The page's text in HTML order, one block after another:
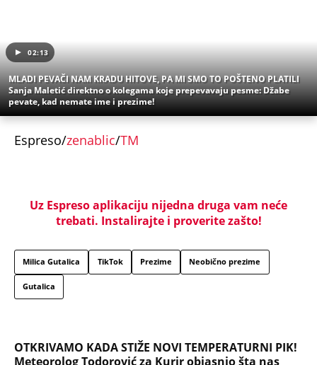
02:13
MLADI PEVAČI NAM KRADU HITOVE, PA MI SMO TO POŠTENO PLATILI
Sanja Maletić direktno o kolegama koje prepevavaju pesme: Džabe
pevate, kad nemate ime i prezime!
Espreso/zenablic/TM
Uz Espreso aplikaciju nijedna druga vam neće
trebati. Instalirajte i proverite zašto!
Milica Gutalica TikTok Prezime Neobično prezime
Gutalica
OTKRIVAMO KADA STIŽE NOVI TEMPERATURNI PIK!
Meteorolog Todorović za Kurir objasnio šta nas